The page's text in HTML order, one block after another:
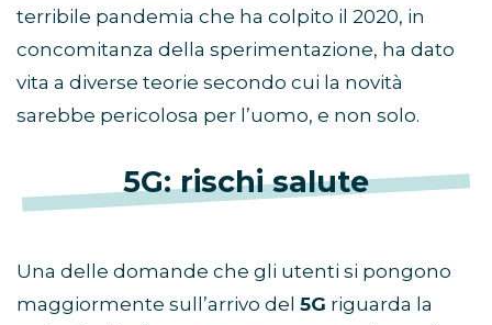
terribile pandemia che ha colpito il 2020, in
concomitanza della sperimentazione, ha dato
vita a diverse teorie secondo cui la novità
sarebbe pericolosa per l’uomo, e non solo.
5G: rischi salute
Una delle domande che gli utenti si pongono
maggiormente sull’arrivo del 5G riguarda la